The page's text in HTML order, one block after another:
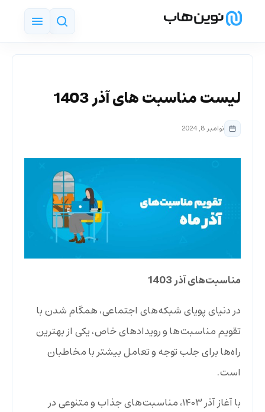
لیست مناسبت های آذر 1403
نوامبر 8, 2024
مناسبت‌های آذر 1403
در دنیای پویای شبکه‌های اجتماعی، همگام شدن با
تقویم مناسبت‌ها و رویدادهای خاص، یکی از بهترین
راه‌ها برای جلب توجه و تعامل بیشتر با مخاطبان
است.
با آغاز آذر ۱۴۰۳، مناسبت‌های جذاب و متنوعی در